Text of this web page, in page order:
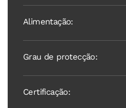
Alimentação:
Grau de protecção:
Certificação: